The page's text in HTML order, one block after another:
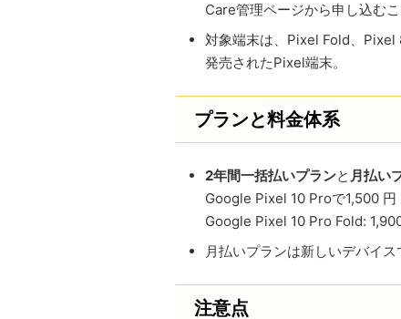
Care管理ページから申し込むこ
対象端末は、Pixel Fold、
発売されたPixel端末。
プランと料金体系
2年間一括払いプランと 月払い
Google Pixel 10 Proで1,500 円
Google Pixel 10 Pro Fold:
月払いプランは新しいデバイ
注意点